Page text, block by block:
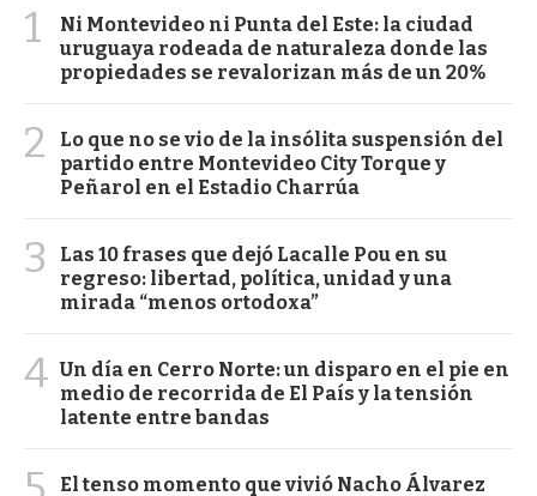
1
Ni Montevideo ni Punta del Este: la ciudad
uruguaya rodeada de naturaleza donde las
propiedades se revalorizan más de un 20%
2
Lo que no se vio de la insólita suspensión del
partido entre Montevideo City Torque y
Peñarol en el Estadio Charrúa
3
Las 10 frases que dejó Lacalle Pou en su
regreso: libertad, política, unidad y una
mirada “menos ortodoxa”
4 Un día en Cerro Norte: un disparo en el pie en
medio de recorrida de El País y la tensión
latente entre bandas
El tenso momento que vivió Nacho Álvarez